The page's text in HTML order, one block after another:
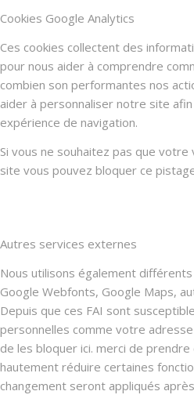
Cookies Google Analytics
Ces cookies collectent des
pour nous aider à comprendre
combien son performantes nos
aider à personnaliser notre site
expérience de navigation.
Si vous ne souhaitez pas que
site vous pouvez bloquer ce
Autres services externes
Nous utilisons également
Google Webfonts, Google Maps,
Depuis que ces FAI sont
personnelles comme votre
de les bloquer ici. merci de
hautement réduire certaines
changement seront appliqués